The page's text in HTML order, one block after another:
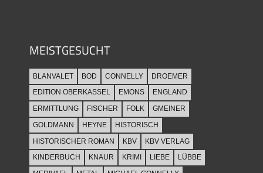
MEISTGESUCHT
BLANVALET BOD CONNELLY
DROEMER
EDITION OBERKASSEL
EMONS
ENGLAND
ERMITTLUNG
FISCHER FOLK
GMEINER
GOLDMANN
HEYNE
HISTORISCH
HISTORISCHER ROMAN
KBV
KBV VERLAG
KINDERBUCH
KNAUR KRIMI LIEBE
LÜBBE